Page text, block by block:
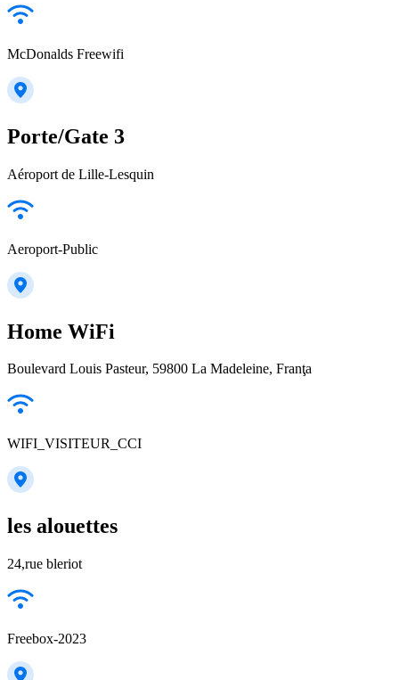
McDonalds Freewifi
Porte/Gate 3
Aéroport de Lille-Lesquin
Aeroport-Public
Home WiFi
Boulevard Louis Pasteur, 59800 La Madeleine, Franţa
WIFI_VISITEUR_CCI
les alouettes
24,rue bleriot
Freebox-2023